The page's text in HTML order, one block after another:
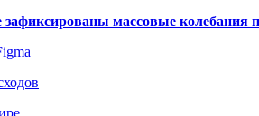
зафиксированы массовые колебания